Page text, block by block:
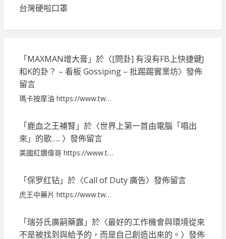
台灣硬啦口罩
「MAXMAN增大膏 」於〈[問卦] 有沒有FB上快捷鍵J
和K的卦？ – 看板 Gossiping – 批踢踢實業坊〉發佈
留言
瑪卡按摩油 https://www.tw…
「鹿血之王補腎 」於〈世界上第一首由電腦「唱出
來」的歌….. 〉發佈留言
美國紅鑽偉哥 https://www.t…
「保罗红钻」於〈Call of Duty 廣告〉發佈留言
虎王中藥片 https://www.tw…
「瑞芬氏廣嗣藥露」於〈最好的工作機會與環境從來
不是被找到與給予的，而是自己創造出來的。 〉發佈